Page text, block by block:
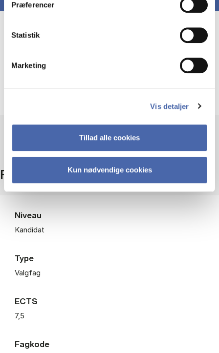
Præferencer
Statistik
Marketing
Vis detaljer
Tillad alle cookies
Kun nødvendige cookies
Course prerequisites
Kvalifikationer tilsvarende første del på HA(mat.).
Fakta
Niveau
Kandidat
Type
Valgfag
ECTS
7,5
Fagkode